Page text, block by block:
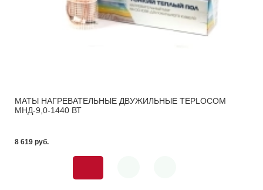
МАТЫ НАГРЕВАТЕЛЬНЫЕ ДВУЖИЛЬНЫЕ TEPLOCOM
МНД-9,0-1440 ВТ
8 619 pуб.